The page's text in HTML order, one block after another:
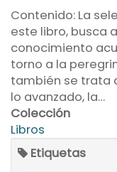
Contenido: La
este libro, busca
conocimiento
torno a la
también se trata
lo avanzado, la…
Colección
Libros
Etiquetas